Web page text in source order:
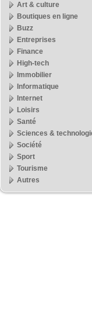
Art & culture
Boutiques en ligne
Buzz
Entreprises
Finance
High-tech
Immobilier
Informatique
Internet
Loisirs
Santé
Sciences &
Société
Sport
Tourisme
Autres